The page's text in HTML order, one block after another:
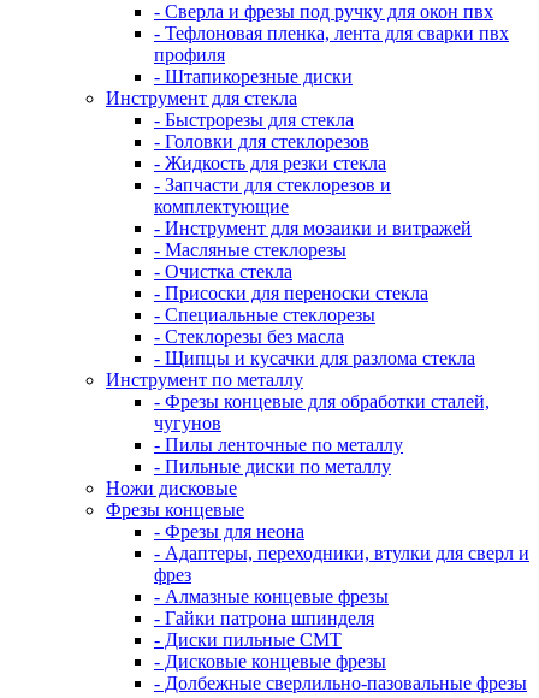
- Сверла и фрезы под ручку для окон пвх
- Тефлоновая пленка, лента для сварки пвх
профиля
- Штапикорезные диски
Инструмент для стекла
- Быстрорезы для стекла
- Головки для стеклорезов
- Жидкость для резки стекла
- Запчасти для стеклорезов и
комплектующие
- Инструмент для мозаики и витражей
- Масляные стеклорезы
- Очистка стекла
- Присоски для переноски стекла
- Специальные стеклорезы
- Стеклорезы без масла
- Щипцы и кусачки для разлома стекла
Инструмент по металлу
- Фрезы концевые для обработки сталей,
чугунов
- Пилы ленточные по металлу
- Пильные диски по металлу
Ножи дисковые
Фрезы концевые
- Фрезы для неона
- Адаптеры, переходники, втулки для сверл и
фрез
- Алмазные концевые фрезы
- Гайки патрона шпинделя
- Диски пильные CMT
- Дисковые концевые фрезы
- Долбежные сверлильно-пазовальные фрезы